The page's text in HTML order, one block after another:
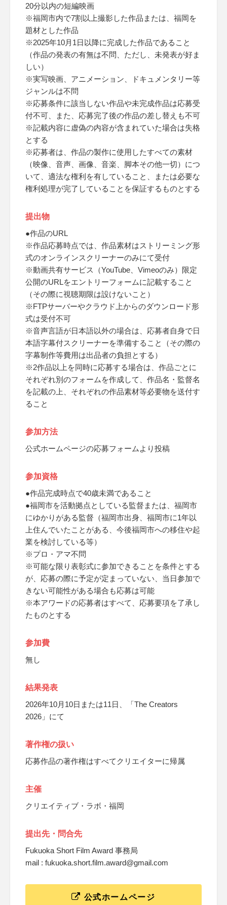
20分以内の短編映画
※福岡市内で7割以上撮影した作品または、福岡を
題材とした作品
※2025年10月1日以降に完成した作品であること
（作品の発表の有無は不問、ただし、未発表が好ま
しい）
※実写映画、アニメーション、ドキュメンタリー等
ジャンルは不問
※応募条件に該当しない作品や未完成作品は応募受
付不可、また、応募完了後の作品の差し替えも不可
※記載内容に虚偽の内容が含まれていた場合は失格
とする
※応募者は、作品の製作に使用したすべての素材
（映像、音声、画像、音楽、脚本その他一切）につ
いて、適法な権利を有していること、または必要な
権利処理が完了していることを保証するものとする
提出物
●作品のURL
※作品応募時点では、作品素材はストリーミング形
式のオンラインスクリーナーのみにて受付
※動画共有サービス（YouTube、Vimeoのみ）限定
公開のURLをエントリーフォームに記載すること
（その際に視聴期限は設けないこと）
※FTPサーバーやクラウド上からのダウンロード形
式は受付不可
※音声言語が日本語以外の場合は、応募者自身で日
本語字幕付スクリーナーを準備すること（その際の
字幕制作等費用は出品者の負担とする）
※2作品以上を同時に応募する場合は、作品ごとに
それぞれ別のフォームを作成して、作品名・監督名
を記載の上、それぞれの作品素材等必要物を送付す
ること
参加方法
公式ホームページの応募フォームより投稿
参加資格
●作品完成時点で40歳未満であること
●福岡市を活動拠点としている監督または、福岡市
にゆかりがある監督（福岡市出身、福岡市に1年以
上住んでいたことがある、今後福岡市への移住や起
業を検討している等）
※プロ・アマ不問
※可能な限り表彰式に参加できることを条件とする
が、応募の際に予定が定まっていない、当日参加で
きない可能性がある場合も応募は可能
※本アワードの応募者はすべて、応募要項を了承し
たものとする
参加費
無し
結果発表
2026年10月10日または11日、「The Creators
2026」にて
著作権の扱い
応募作品の著作権はすべてクリエイターに帰属
主催
クリエイティブ・ラボ・福岡
提出先・問合先
Fukuoka Short Film Award 事務局
mail : fukuoka.short.film.award@gmail.com
公式ホームページ